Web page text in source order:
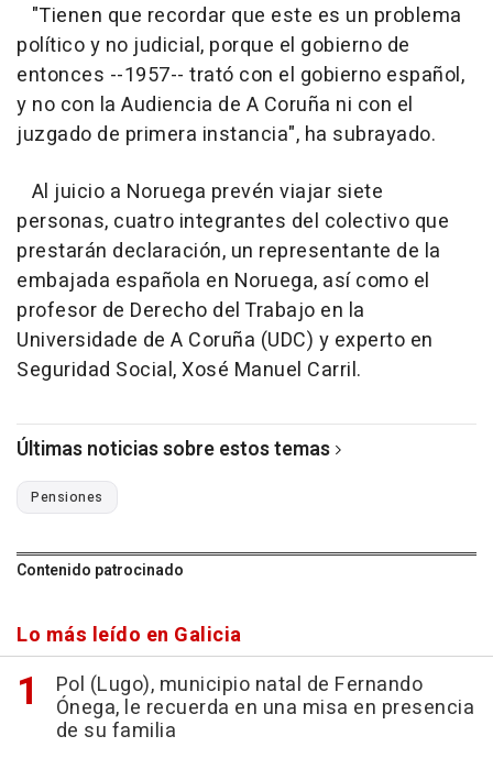
"Tienen que recordar que este es un problema
político y no judicial, porque el gobierno de
entonces --1957-- trató con el gobierno español,
y no con la Audiencia de A Coruña ni con el
juzgado de primera instancia", ha subrayado.
Al juicio a Noruega prevén viajar siete
personas, cuatro integrantes del colectivo que
prestarán declaración, un representante de la
embajada española en Noruega, así como el
profesor de Derecho del Trabajo en la
Universidade de A Coruña (UDC) y experto en
Seguridad Social, Xosé Manuel Carril.
Últimas noticias sobre estos temas
Pensiones
Contenido patrocinado
Lo más leído en Galicia
Pol (Lugo), municipio natal de Fernando
Ónega, le recuerda en una misa en presencia
de su familia